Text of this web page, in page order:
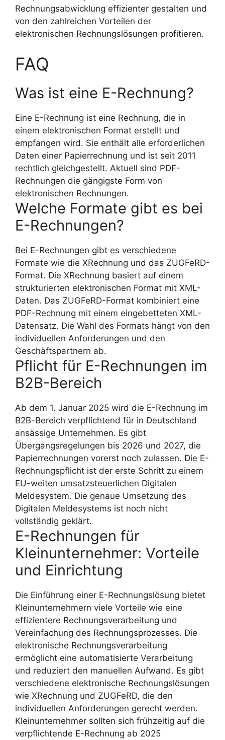
Rechnungsabwicklung effizienter gestalten und
von den zahlreichen Vorteilen der
elektronischen Rechnungslösungen profitieren.
FAQ
Was ist eine E-Rechnung?
Eine E-Rechnung ist eine Rechnung, die in
einem elektronischen Format erstellt und
empfangen wird. Sie enthält alle erforderlichen
Daten einer Papierrechnung und ist seit 2011
rechtlich gleichgestellt. Aktuell sind PDF-
Rechnungen die gängigste Form von
elektronischen Rechnungen.
Welche Formate gibt es bei
E-Rechnungen?
Bei E-Rechnungen gibt es verschiedene
Formate wie die XRechnung und das ZUGFeRD-
Format. Die XRechnung basiert auf einem
strukturierten elektronischen Format mit XML-
Daten. Das ZUGFeRD-Format kombiniert eine
PDF-Rechnung mit einem eingebetteten XML-
Datensatz. Die Wahl des Formats hängt von den
individuellen Anforderungen und den
Geschäftspartnern ab.
Pflicht für E-Rechnungen im
B2B-Bereich
Ab dem 1. Januar 2025 wird die E-Rechnung im
B2B-Bereich verpflichtend für in Deutschland
ansässige Unternehmen. Es gibt
Übergangsregelungen bis 2026 und 2027, die
Papierrechnungen vorerst noch zulassen. Die E-
Rechnungspflicht ist der erste Schritt zu einem
EU-weiten umsatzsteuerlichen Digitalen
Meldesystem. Die genaue Umsetzung des
Digitalen Meldesystems ist noch nicht
vollständig geklärt.
E-Rechnungen für
Kleinunternehmer: Vorteile
und Einrichtung
Die Einführung einer E-Rechnungslösung bietet
Kleinunternehmern viele Vorteile wie eine
effizientere Rechnungsverarbeitung und
Vereinfachung des Rechnungsprozesses. Die
elektronische Rechnungsverarbeitung
ermöglicht eine automatisierte Verarbeitung
und reduziert den manuellen Aufwand. Es gibt
verschiedene elektronische Rechnungslösungen
wie XRechnung und ZUGFeRD, die den
individuellen Anforderungen gerecht werden.
Kleinunternehmer sollten sich frühzeitig auf die
verpflichtende E-Rechnung ab 2025